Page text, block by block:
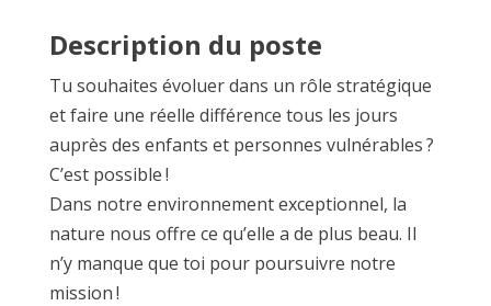
Description du poste
Tu souhaites évoluer dans un rôle stratégique
et faire une réelle différence tous les jours
auprès des enfants et personnes vulnérables ?
C’est possible !
Dans notre environnement exceptionnel, la
nature nous offre ce qu’elle a de plus beau. Il
n’y manque que toi pour poursuivre notre
mission !